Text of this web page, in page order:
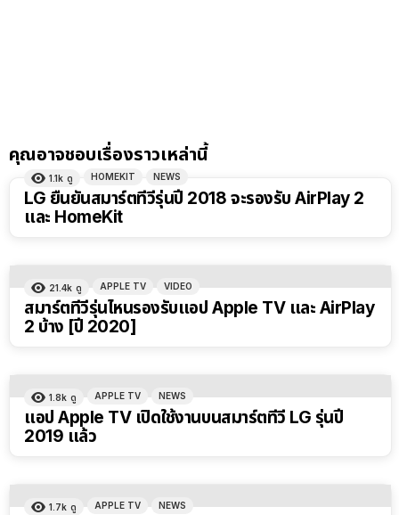
คุณอาจชอบเรื่องราวเหล่านี้
1.1k ดู HOMEKIT NEWS
LG ยืนยันสมาร์ตทีวีรุ่นปี 2018 จะรองรับ AirPlay 2
และ HomeKit
21.4k ดู APPLE TV VIDEO
สมาร์ตทีวีรุ่นไหนรองรับแอป Apple TV และ AirPlay
2 บ้าง [ปี 2020]
1.8k ดู APPLE TV NEWS
แอป Apple TV เปิดใช้งานบนสมาร์ตทีวี LG รุ่นปี
2019 แล้ว
1.7k ดู APPLE TV NEWS